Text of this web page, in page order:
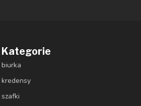
Kategorie
biurka
kredensy
szafki